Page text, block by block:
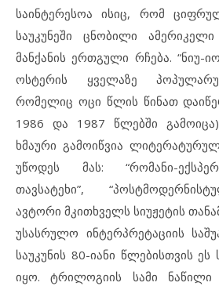
საინტერესოა ისიც, რომ
საუკუნეში ცნობილი
მანქანის ერთგული რჩება. “ნიუ-
ოსტერის ყველაზე
რომელიც ოცი წლის წინათ
1986 და 1987 წლებში
ხმაური გამოიწვია
უწოდეს მას: “რომანი-
თავსატეხი”,
ავტორი მკითხველს სიუჟეტის
უსასრულო ინტერპრეტაციის
საუკუნის 80-იანი წლებისთვის
იყო. ტრილოგიის სამი ნაწილი